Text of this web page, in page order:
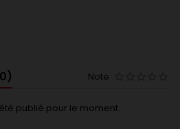
Note
publié pour le moment.